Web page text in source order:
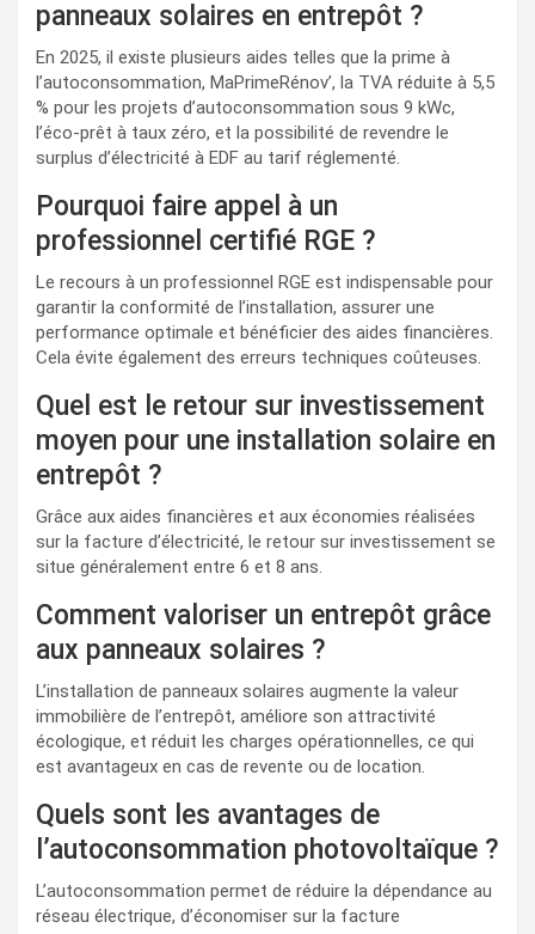
panneaux solaires en entrepôt ?
En 2025, il existe plusieurs aides telles que la prime à
l’autoconsommation, MaPrimeRénov’, la TVA réduite à 5,5
% pour les projets d’autoconsommation sous 9 kWc,
l’éco-prêt à taux zéro, et la possibilité de revendre le
surplus d’électricité à EDF au tarif réglementé.
Pourquoi faire appel à un
professionnel certifié RGE ?
Le recours à un professionnel RGE est indispensable pour
garantir la conformité de l’installation, assurer une
performance optimale et bénéficier des aides financières.
Cela évite également des erreurs techniques coûteuses.
Quel est le retour sur investissement
moyen pour une installation solaire en
entrepôt ?
Grâce aux aides financières et aux économies réalisées
sur la facture d’électricité, le retour sur investissement se
situe généralement entre 6 et 8 ans.
Comment valoriser un entrepôt grâce
aux panneaux solaires ?
L’installation de panneaux solaires augmente la valeur
immobilière de l’entrepôt, améliore son attractivité
écologique, et réduit les charges opérationnelles, ce qui
est avantageux en cas de revente ou de location.
Quels sont les avantages de
l’autoconsommation photovoltaïque ?
L’autoconsommation permet de réduire la dépendance au
réseau électrique, d’économiser sur la facture